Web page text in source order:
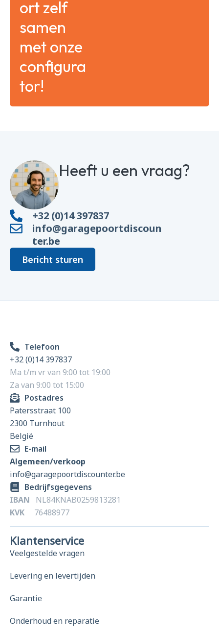
ort zelf
samen
met onze
configura
tor!
Heeft u een vraag?
+32 (0)14 397837
info@garagepoortdiscoun
ter.be
Bericht sturen
Telefoon
+32 (0)14 397837
Ma t/m vr van 9:00 tot 19:00
Za van 9:00 tot 15:00
Postadres
Patersstraat 100
2300 Turnhout
België
E-mail
Algemeen/verkoop
info@garagepoortdiscounter.be
Bedrijfsgegevens
IBAN NL84KNAB0259813281
KVK 76488977
Klantenservice
Veelgestelde vragen
Levering en levertijden
Garantie
Onderhoud en reparatie